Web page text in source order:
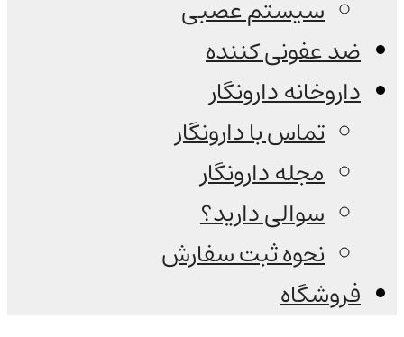
سیستم عصبی
ضد عفونی کننده
داروخانه دارونگار
تماس با دارونگار
مجله دارونگار
سوالی دارید؟
نحوه ثبت سفارش
فروشگاه